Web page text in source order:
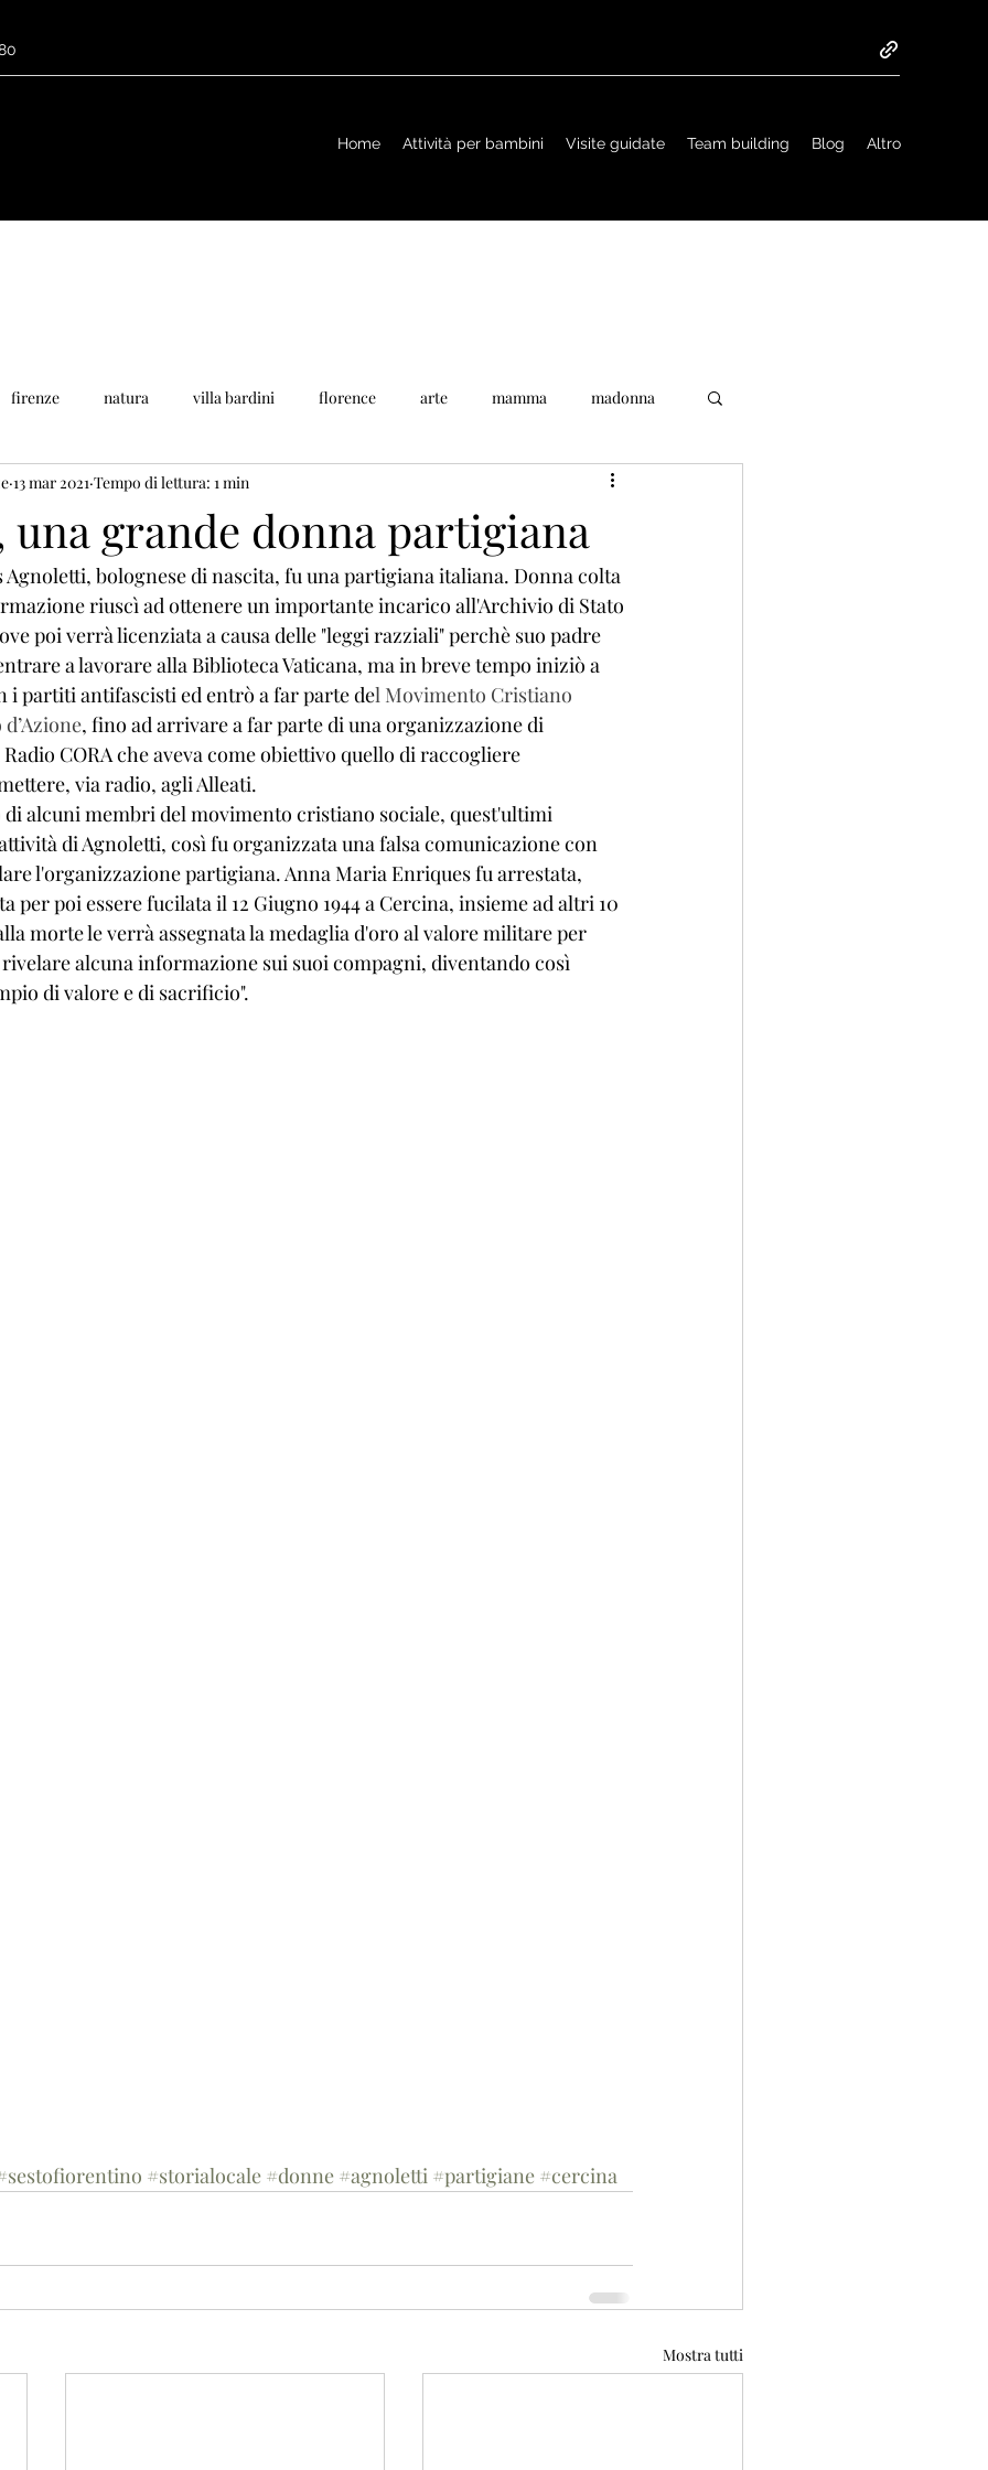
Home Attività per bambini Visite guidate Team building Blog Altro
firenze natura villa bardini florence arte mamma madonna
ponti arno
una grande donna partigiana
13 mar 2021 Tempo di lettura: 1 min
bolognese di nascita, fu una partigiana italiana. Donna colta
riuscì ad ottenere un importante incarico all'Archivio di Stato
poi verrà licenziata a causa delle "leggi razziali" perchè suo padre
a lavorare alla Biblioteca Vaticana, ma in breve tempo iniziò a
i partiti antifascisti ed entrò a far parte del Movimento Cristiano
, fino ad arrivare a far parte di una organizzazione di
CORA che aveva come obiettivo quello di raccogliere
via radio, agli Alleati.
di alcuni membri del movimento cristiano sociale, quest'ultimi
di Agnoletti, così fu organizzata una falsa comunicazione con
l'organizzazione partigiana. Anna Maria Enriques fu arrestata,
per poi essere fucilata il 12 Giugno 1944 a Cercina, insieme ad altri 10
morte le verrà assegnata la medaglia d'oro al valore militare per
alcuna informazione sui suoi compagni, diventando così
di valore e di sacrificio".
#storialocale #donne #agnoletti #partigiane #cercina
Mostra tutti